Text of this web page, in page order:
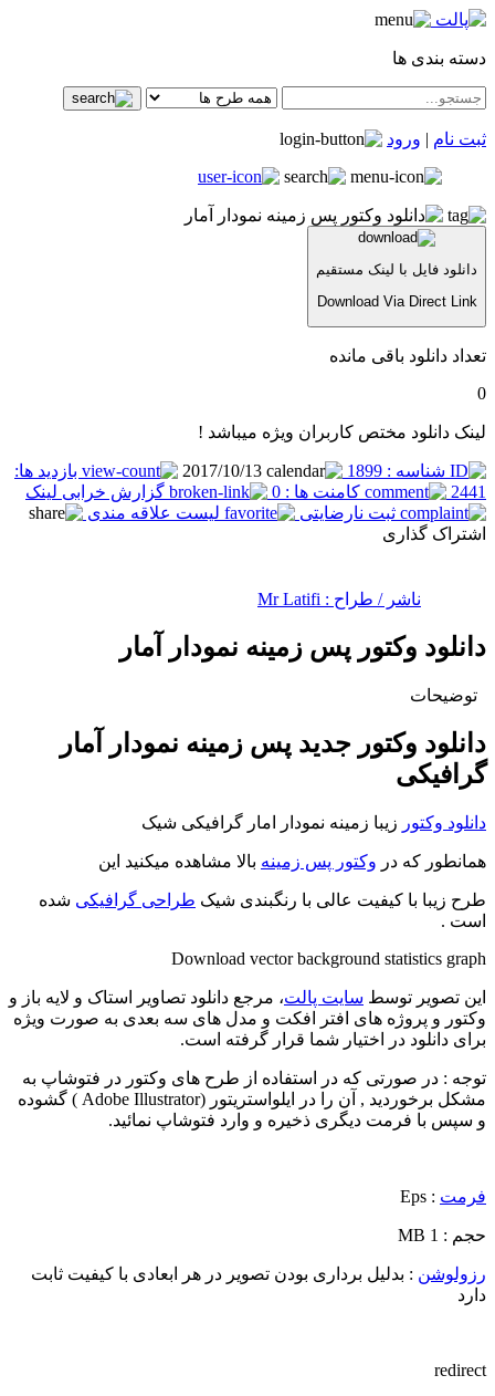
دسته بندی ها
ثبت نام | ورود
دانلود فایل با لینک مستقیم
Download Via Direct Link
تعداد دانلود باقی مانده
0
لینک دانلود مختص کاربران ویژه میباشد !
شناسه : 1899
بازدید ها:
2441
کامنت ها : 0
گزارش خرابی لینک
ثبت نارضایتی
لیست علاقه مندی
اشتراک گذاری
ناشر / طراح : Mr Latifi
دانلود وکتور پس زمینه نمودار آمار
توضیحات
دانلود وکتور جدید پس زمینه نمودار آمار
گرافیکی
دانلود وکتور زیبا زمینه نمودار امار گرافیکی شیک
همانطور که در وکتور پس زمینه بالا مشاهده میکنید این
طرح زیبا با کیفیت عالی با رنگبندی شیک طراحی گرافیکی شده
است .
Download vector background statistics graph
این تصویر توسط سایت پالت، مرجع دانلود تصاویر استاک و لایه باز و
وکتور و پروژه های افتر افکت و مدل های سه بعدی به صورت ویژه
برای دانلود در اختیار شما قرار گرفته است.
توجه : در صورتی که در استفاده از طرح های وکتور در فتوشاپ به
مشکل برخوردید , آن را در ایلواستریتور (Adobe Illustrator ) گشوده
و سپس با فرمت دیگری ذخیره و وارد فتوشاپ نمائید.
فرمت : Eps
حجم : 1 MB
رزولوشن : بدلیل برداری بودن تصویر در هر ابعادی با کیفیت ثابت
دارد
redirect